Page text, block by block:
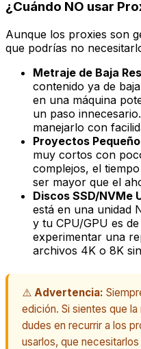
¿Cuándo NO usar
Aunque los proxies son
que podrías no
Metraje de Baja
contenido ya de
en una máquina
un paso
manejarlo con
Proyectos
muy cortos con
complejos, el
ser mayor que el
Discos SSD/NVMe
está en una unidad
y tu CPU/GPU es
experimentar una
archivos 4K o 8K
⚠️ Advertencia:
edición. Si sientes que
dudes en recurrir a los
usarlos, que